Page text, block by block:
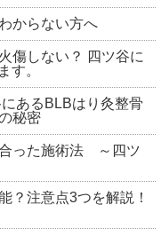
からない方へ
傷しない？ 四ツ谷に
す。
あるBLBはり灸整骨
秘密
った施術法 ～四ツ
？注意点3つを解説！